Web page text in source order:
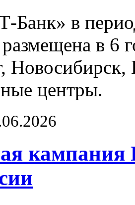
Банк» в
в 6
центры.